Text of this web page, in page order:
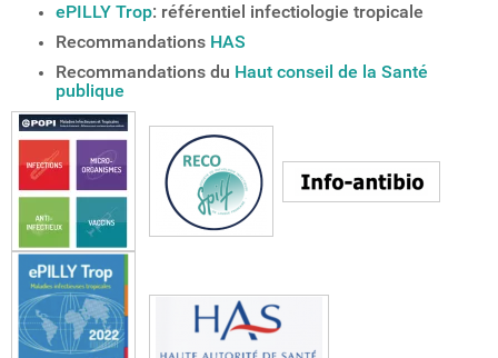
ePILLY Trop: référentiel infectiologie tropicale
Recommandations HAS
Recommandations du Haut conseil de la Santé
publique